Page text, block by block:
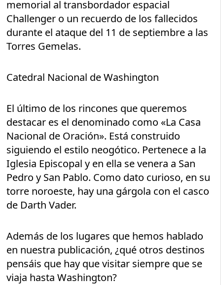
memorial al transbordador espacial
Challenger o un recuerdo de los fallecidos
durante el ataque del 11 de septiembre a las
Torres Gemelas.
Catedral Nacional de Washington
El último de los rincones que queremos
destacar es el denominado como «La Casa
Nacional de Oración». Está construido
siguiendo el estilo neogótico. Pertenece a la
Iglesia Episcopal y en ella se venera a San
Pedro y San Pablo. Como dato curioso, en su
torre noroeste, hay una gárgola con el casco
de Darth Vader.
Además de los lugares que hemos hablado
en nuestra publicación, ¿qué otros destinos
pensáis que hay que visitar siempre que se
viaja hasta Washington?